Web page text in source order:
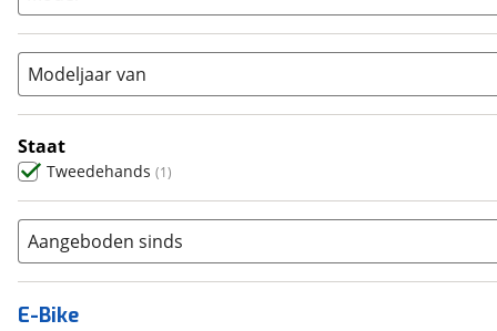
Modeljaar van
Staat
Tweedehands (1)
Aangeboden sinds
E-Bike